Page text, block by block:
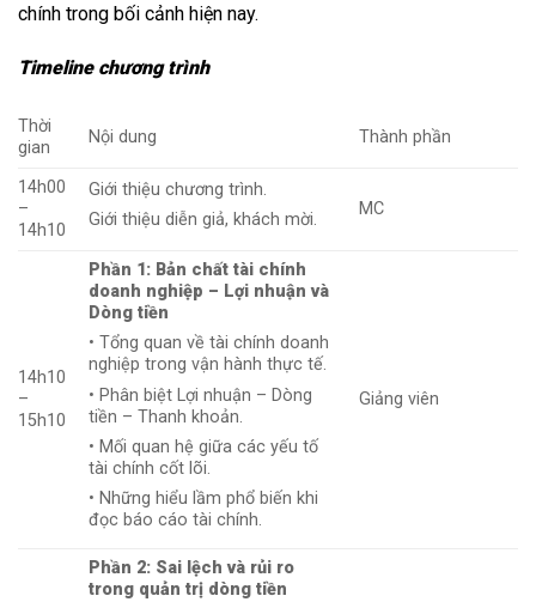
chính trong bối cảnh hiện nay.
Timeline chương trình
Thời
gian
Nội dung Thành phần
14h00
–
14h10
Giới thiệu chương trình.
Giới thiệu diễn giả, khách mời.
MC
14h10
–
15h10
Phần 1: Bản chất tài chính
doanh nghiệp – Lợi nhuận và
Dòng tiền
• Tổng quan về tài chính doanh
nghiệp trong vận hành thực tế.
• Phân biệt Lợi nhuận – Dòng
tiền – Thanh khoản.
• Mối quan hệ giữa các yếu tố
tài chính cốt lõi.
• Những hiểu lầm phổ biến khi
đọc báo cáo tài chính.
Giảng viên
Phần 2: Sai lệch và rủi ro
trong quản trị dòng tiền